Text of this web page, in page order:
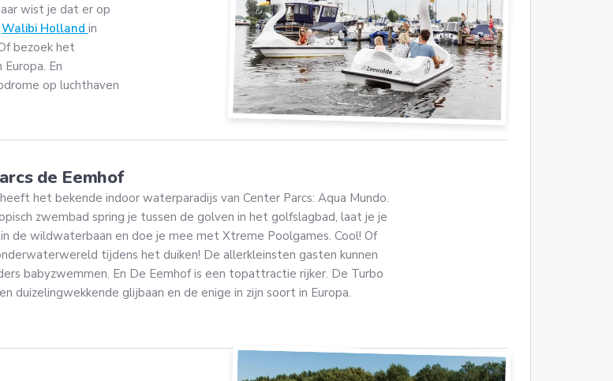
wist je dat er op
Walibi Holland in
bezoek het
En
op luchthaven
de Eemhof
heeft het bekende indoor waterparadijs van Center Parcs: Aqua Mundo.
zwembad spring je tussen de golven in het golfslagbad, laat je je
de wildwaterbaan en doe je mee met Xtreme Poolgames. Cool! Of
tijdens het duiken! De allerkleinsten gasten kunnen
babyzwemmen. En De Eemhof is een topattractie rijker. De Turbo
duizelingwekkende glijbaan en de enige in zijn soort in Europa.